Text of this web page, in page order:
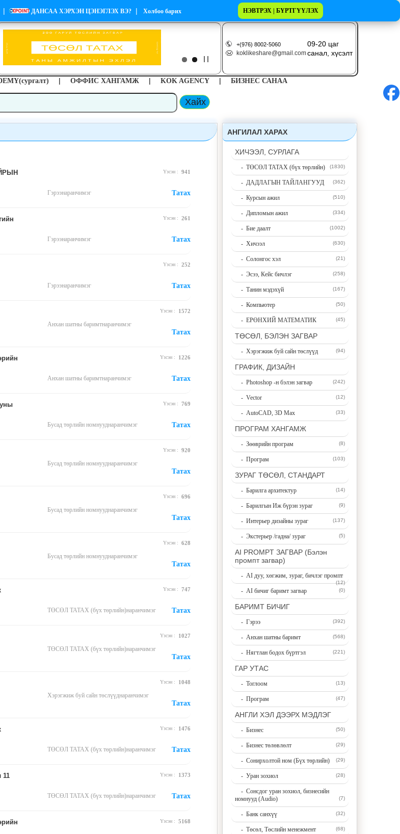
НЭВТРЭХ | БҮРТГҮҮЛЭХ
ДАНСАА ХЭРХЭН ЦЭНЭГЛЭХ ВЭ?| Холбоо барих
+(976) 8002-5060 09-20 цаг
koklikeshare@gmail.comсанал, хүсэлт
| ОФФИС ХАНГАМЖ | KOK AGENCY | БИЗНЕС САНАА
Үзсэн : 941
Гэрээнаранчимэг Татах
Үзсэн : 261
Гэрээнаранчимэг Татах
Үзсэн : 252
Гэрээнаранчимэг Татах
Үзсэн :
1572
Анхан шатны баримтнаранчимэг
Татах
Үзсэн : 1226
Анхан шатны баримтнаранчимэг Татах
Үзсэн : 769
Бусад төрлийн номнууднаранчимэг Татах
Үзсэн : 920
Бусад төрлийн номнууднаранчимэг
Татах
Үзсэн : 696
Бусад төрлийн номнууднаранчимэг
Татах
Үзсэн : 628
Бусад төрлийн номнууднаранчимэг
Татах
Үзсэн : 747
ТӨСӨЛ ТАТАХ (бүх төрлийн)наранчимэг Татах
Үзсэн :
1027
ТӨСӨЛ ТАТАХ (бүх төрлийн)наранчимэг
Татах
Үзсэн :
1048
Хэрэгжиж буй сайн төслүүднаранчимэг
Татах
Үзсэн : 1476
ТӨСӨЛ ТАТАХ (бүх төрлийн)наранчимэг Татах
11
Үзсэн : 1373
ТӨСӨЛ ТАТАХ (бүх төрлийн)наранчимэг Татах
Үзсэн : 5168
АНГИЛАЛ ХАРАХ
ХИЧЭЭЛ, СУРЛАГА
- ТӨСӨЛ ТАТАХ (бүх төрлийн) (1830)
- ДАДЛАГЫН ТАЙЛАНГУУД (362)
- Курсын ажил (510)
- Дипломын ажил (334)
- Бие даалт (1002)
- Хичээл (630)
- Солонгос хэл (21)
- Эсээ, Кейс бичлэг (258)
- Танин мэдэхүй (167)
- Компьютер (50)
- ЕРӨНХИЙ МАТЕМАТИК (45)
ТӨСӨЛ, БЭЛЭН ЗАГВАР
- Хэрэгжиж буй сайн төслүүд (94)
ГРАФИК, ДИЗАЙН
- Photoshop -н бэлэн загвар (242)
- Vector (12)
- AutoCAD, 3D Max (33)
ПРОГРАМ ХАНГАМЖ
- Зөөврийн програм (8)
- Програм (103)
ЗУРАГ ТӨСӨЛ, СТАНДАРТ
- Барилга архитектур (14)
- Барилгын Иж бүрэн зураг (9)
- Интерьер дизайны зураг (137)
- Экстерьер /гадна/ зураг (5)
AI PROMPT ЗАГВАР (Бэлэн
промпт загвар)
- AI дуу, хөгжим, зураг, бичлэг промпт
(12)
- AI бичиг баримт загвар (0)
БАРИМТ БИЧИГ
- Гэрээ (392)
- Анхан шатны баримт (568)
- Нягтлан бодох бүртгэл (221)
ГАР УТАС
- Тоглоом (13)
- Програм (47)
АНГЛИ ХЭЛ ДЭЭРХ МЭДЛЭГ
- Бизнес (50)
- Бизнес төлөвлөлт (29)
- Сонирхолтой ном (Бүх төрлийн) (29)
- Уран зохиол (28)
- Сонсдог уран зохиол, бизнесийн
номнууд (Audio)
(7)
- Банк санхүү (32)
- Төсөл, Төслийн менежмент (68)